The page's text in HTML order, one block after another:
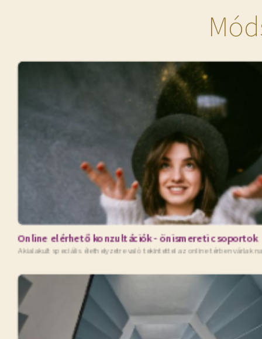
Online elérhető konzultációk - önismereti csoportok
A kialakult speciális élethelyzetre való tekintettel az online térben várlak